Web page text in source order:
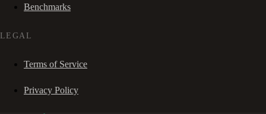
Benchmarks
LEGAL
Terms of Service
Privacy Policy